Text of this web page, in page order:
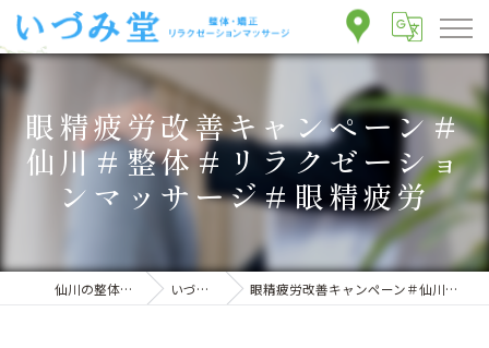
眼精疲労改善キャンペーン＃
仙川＃整体＃リラクゼーショ
ンマッサージ＃眼精疲労
仙川の整体ならいづみ堂整体院 いづみ堂のブログ 眼精疲労改善キャンペーン＃仙川＃整体＃リラクゼーションマッサージ＃眼精疲労